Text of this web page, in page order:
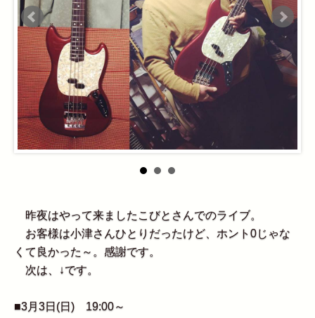
昨夜はやって来ましたこびとさんでのライブ。
お客様は小津さんひとりだったけど、ホント0じゃな
くて良かった～。感謝です。
次は、↓です。
■3月3日(日) 19:00～